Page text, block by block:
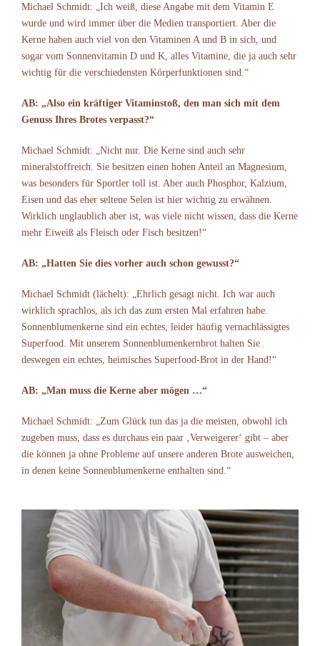
Michael Schmidt: „Ich weiß, diese Angabe mit dem Vitamin E
wurde und wird immer über die Medien transportiert. Aber die
Kerne haben auch viel von den Vitaminen A und B in sich, und
sogar vom Sonnenvitamin D und K, alles Vitamine, die ja auch sehr
wichtig für die verschiedensten Körperfunktionen sind.“
AB: „Also ein kräftiger Vitaminstoß, den man sich mit dem
Genuss Ihres Brotes verpasst?“
Michael Schmidt: „Nicht nur. Die Kerne sind auch sehr
mineralstoffreich. Sie besitzen einen hohen Anteil an Magnesium,
was besonders für Sportler toll ist. Aber auch Phosphor, Kalzium,
Eisen und das eher seltene Selen ist hier wichtig zu erwähnen.
Wirklich unglaublich aber ist, was viele nicht wissen, dass die Kerne
mehr Eiweiß als Fleisch oder Fisch besitzen!“
AB: „Hatten Sie dies vorher auch schon gewusst?“
Michael Schmidt (lächelt): „Ehrlich gesagt nicht. Ich war auch
wirklich sprachlos, als ich das zum ersten Mal erfahren habe.
Sonnenblumenkerne sind ein echtes, leider häufig vernachlässigtes
Superfood. Mit unserem Sonnenblumenkernbrot halten Sie
deswegen ein echtes, heimisches Superfood-Brot in der Hand!“
AB: „Man muss die Kerne aber mögen …“
Michael Schmidt: „Zum Glück tun das ja die meisten, obwohl ich
zugeben muss, dass es durchaus ein paar ‚Verweigerer‘ gibt – aber
die können ja ohne Probleme auf unsere anderen Brote ausweichen,
in denen keine Sonnenblumenkerne enthalten sind.“